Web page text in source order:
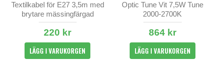
Textilkabel för E27 3,5m med
brytare mässingfärgad
220 kr
LÄGG I VARUKORGEN
Optic Tune Vit 7,5W Tune
2000-2700K
864 kr
LÄGG I VARUKORGEN